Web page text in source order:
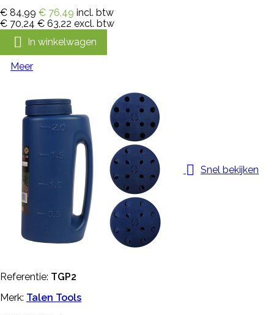
€ 84,99 € 76,49 incl. btw
€ 70,24 € 63,22 excl. btw
 In winkelwagen
Meer
 Snel bekijken
Referentie: TGP2
Merk: Talen Tools